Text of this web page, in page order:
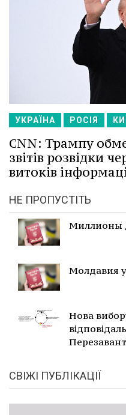
УКРАЇНА РОСІЯ
CNN: Трампу
звітів розвідки
витоків
НЕ ПРОПУСТІТЬ
Миллионы
Молдавия
Нова
СВІЖІ ПУБЛІКАЦІЇ